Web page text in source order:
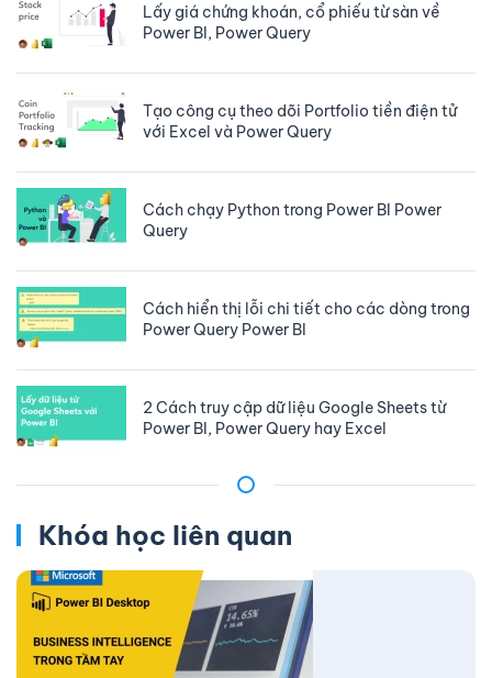
Lấy giá chứng khoán, cổ phiếu từ sàn về
Power BI, Power Query
Tạo công cụ theo dõi Portfolio tiền điện tử
với Excel và Power Query
Cách chạy Python trong Power BI Power
Query
Cách hiển thị lỗi chi tiết cho các dòng trong
Power Query Power BI
2 Cách truy cập dữ liệu Google Sheets từ
Power BI, Power Query hay Excel
Khóa học liên quan